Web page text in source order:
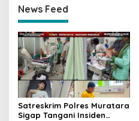
News Feed
Satreskrim Polres Muratara
Sigap Tangani Insiden